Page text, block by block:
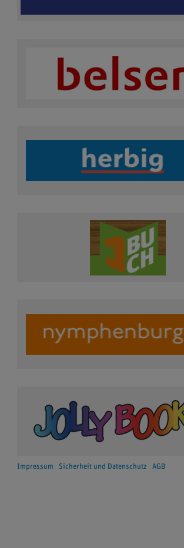
Impressum Sicherheit und Datenschutz AGB